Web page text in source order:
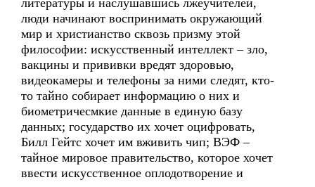
литературы и наслушавшись лжеучителей,
люди начинают воспринимать окружающий
мир и христианство сквозь призму этой
философии: искусственный интеллект – зло,
вакцины и прививки вредят здоровью,
видеокамеры и телефоны за ними следят, кто-
то тайно собирает информацию о них и
биометричесмкие данные в единую базу
данных; государство их хочет оцифровать,
Билл Гейтс хочет им вживить чип; ВЭФ –
тайное мировое правительство, которое хочет
ввести искусственное оплодотворение и